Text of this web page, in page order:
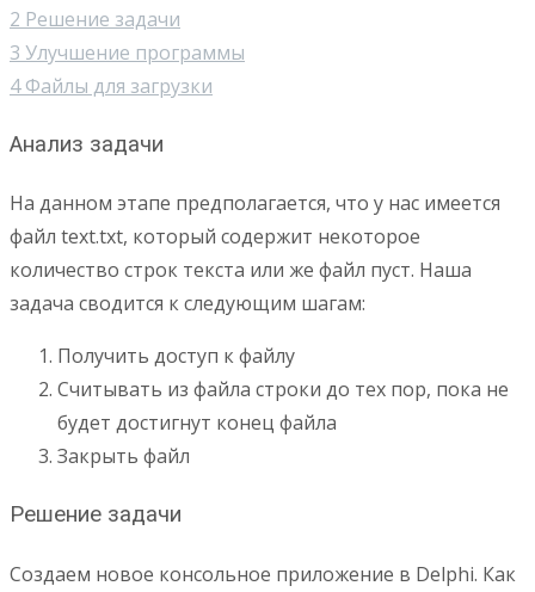
2 Решение задачи
3 Улучшение программы
4 Файлы для загрузки
Анализ задачи
На данном этапе предполагается, что у нас имеется
файл text.txt, который содержит некоторое
количество строк текста или же файл пуст. Наша
задача сводится к следующим шагам:
Получить доступ к файлу
Считывать из файла строки до тех пор, пока не
будет достигнут конец файла
Закрыть файл
Решение задачи
Создаем новое консольное приложение в Delphi. Как